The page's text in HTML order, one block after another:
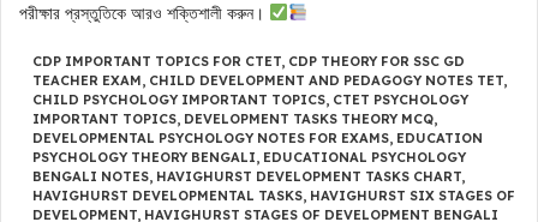
পরীক্ষার প্রস্তুতিকে আরও শক্তিশালী করুন।
CDP IMPORTANT TOPICS FOR CTET, CDP THEORY FOR SSC GD
TEACHER EXAM, CHILD DEVELOPMENT AND PEDAGOGY NOTES TET,
CHILD PSYCHOLOGY IMPORTANT TOPICS, CTET PSYCHOLOGY
IMPORTANT TOPICS, DEVELOPMENT TASKS THEORY MCQ,
DEVELOPMENTAL PSYCHOLOGY NOTES FOR EXAMS, EDUCATION
PSYCHOLOGY THEORY BENGALI, EDUCATIONAL PSYCHOLOGY
BENGALI NOTES, HAVIGHURST DEVELOPMENT TASKS CHART,
HAVIGHURST DEVELOPMENTAL TASKS, HAVIGHURST SIX STAGES OF
DEVELOPMENT, HAVIGHURST STAGES OF DEVELOPMENT BENGALI